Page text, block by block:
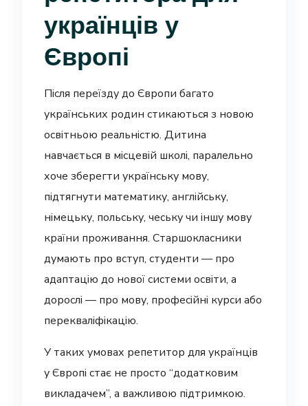
українців у
Європі
Після переїзду до Європи багато
українських родин стикаються з новою
освітньою реальністю. Дитина
навчається в місцевій школі, паралельно
хоче зберегти українську мову,
підтягнути математику, англійську,
німецьку, польську, чеську чи іншу мову
країни проживання. Старшокласники
думають про вступ, студенти — про
адаптацію до нової системи освіти, а
дорослі — про мову, професійні курси або
перекваліфікацію.
У таких умовах репетитор для українців
у Європі стає не просто “додатковим
викладачем”, а важливою підтримкою.